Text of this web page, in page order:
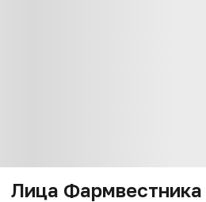
Лица Фармвестника